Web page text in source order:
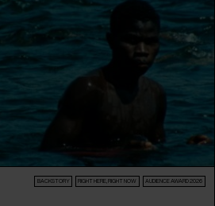
BACKSTORY RIGHT HERE, RIGHT NOW AUDIENCE AWARD 2026